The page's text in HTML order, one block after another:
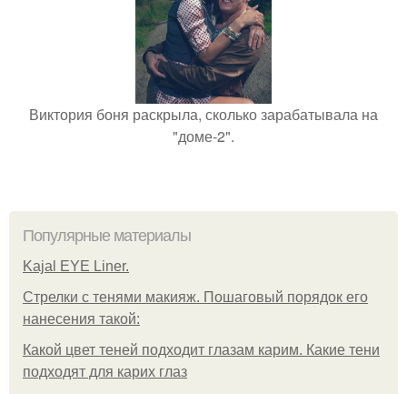
Виктория боня раскрыла, сколько зарабатывала на
"доме-2".
Популярные материалы
Kajal EYE Liner.
Стрелки с тенями макияж. Пошаговый порядок его
нанесения такой:
Какой цвет теней подходит глазам карим. Какие тени
подходят для карих глаз